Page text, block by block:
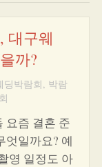
대구웨
까?
딩박람회, 박람
요즘 결혼 준
엇일까요? 예
영 일정도 아